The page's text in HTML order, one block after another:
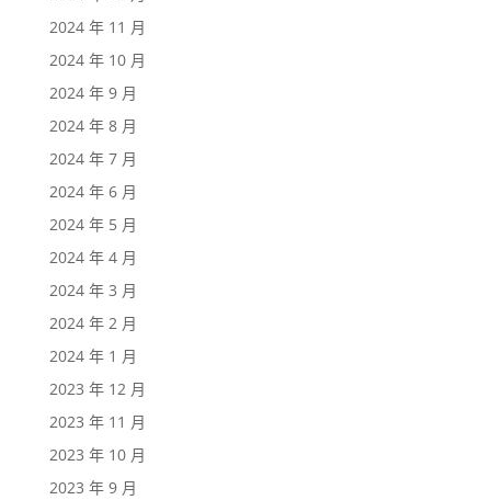
2024 年 11 月
2024 年 10 月
2024 年 9 月
2024 年 8 月
2024 年 7 月
2024 年 6 月
2024 年 5 月
2024 年 4 月
2024 年 3 月
2024 年 2 月
2024 年 1 月
2023 年 12 月
2023 年 11 月
2023 年 10 月
2023 年 9 月